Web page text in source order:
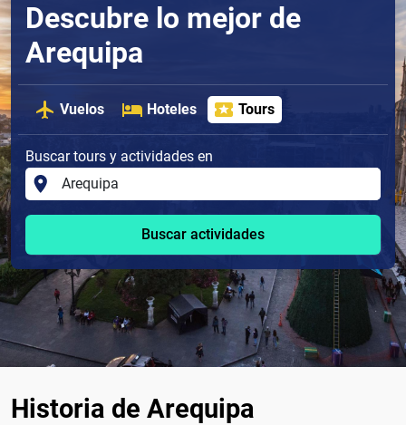
Descubre lo mejor de
Arequipa
Vuelos Hoteles Tours
Buscar tours y actividades en
Buscar actividades
Historia de Arequipa